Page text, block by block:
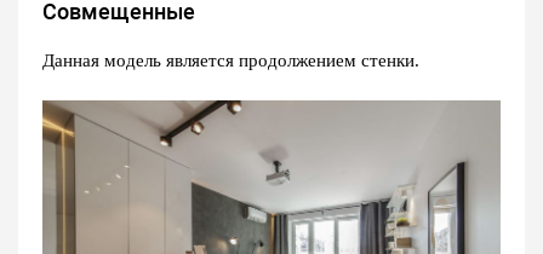
Совмещенные
Данная модель является продолжением стенки.